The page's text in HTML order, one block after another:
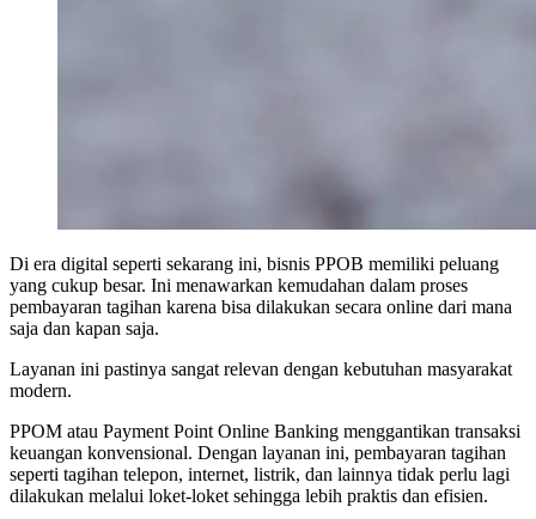
Di era digital seperti sekarang ini, bisnis PPOB memiliki peluang
yang cukup besar. Ini menawarkan kemudahan dalam proses
pembayaran tagihan karena bisa dilakukan secara online dari mana
saja dan kapan saja.
Layanan ini pastinya sangat relevan dengan kebutuhan masyarakat
modern.
PPOM atau Payment Point Online Banking menggantikan transaksi
keuangan konvensional. Dengan layanan ini, pembayaran tagihan
seperti tagihan telepon, internet, listrik, dan lainnya tidak perlu lagi
dilakukan melalui loket-loket sehingga lebih praktis dan efisien.